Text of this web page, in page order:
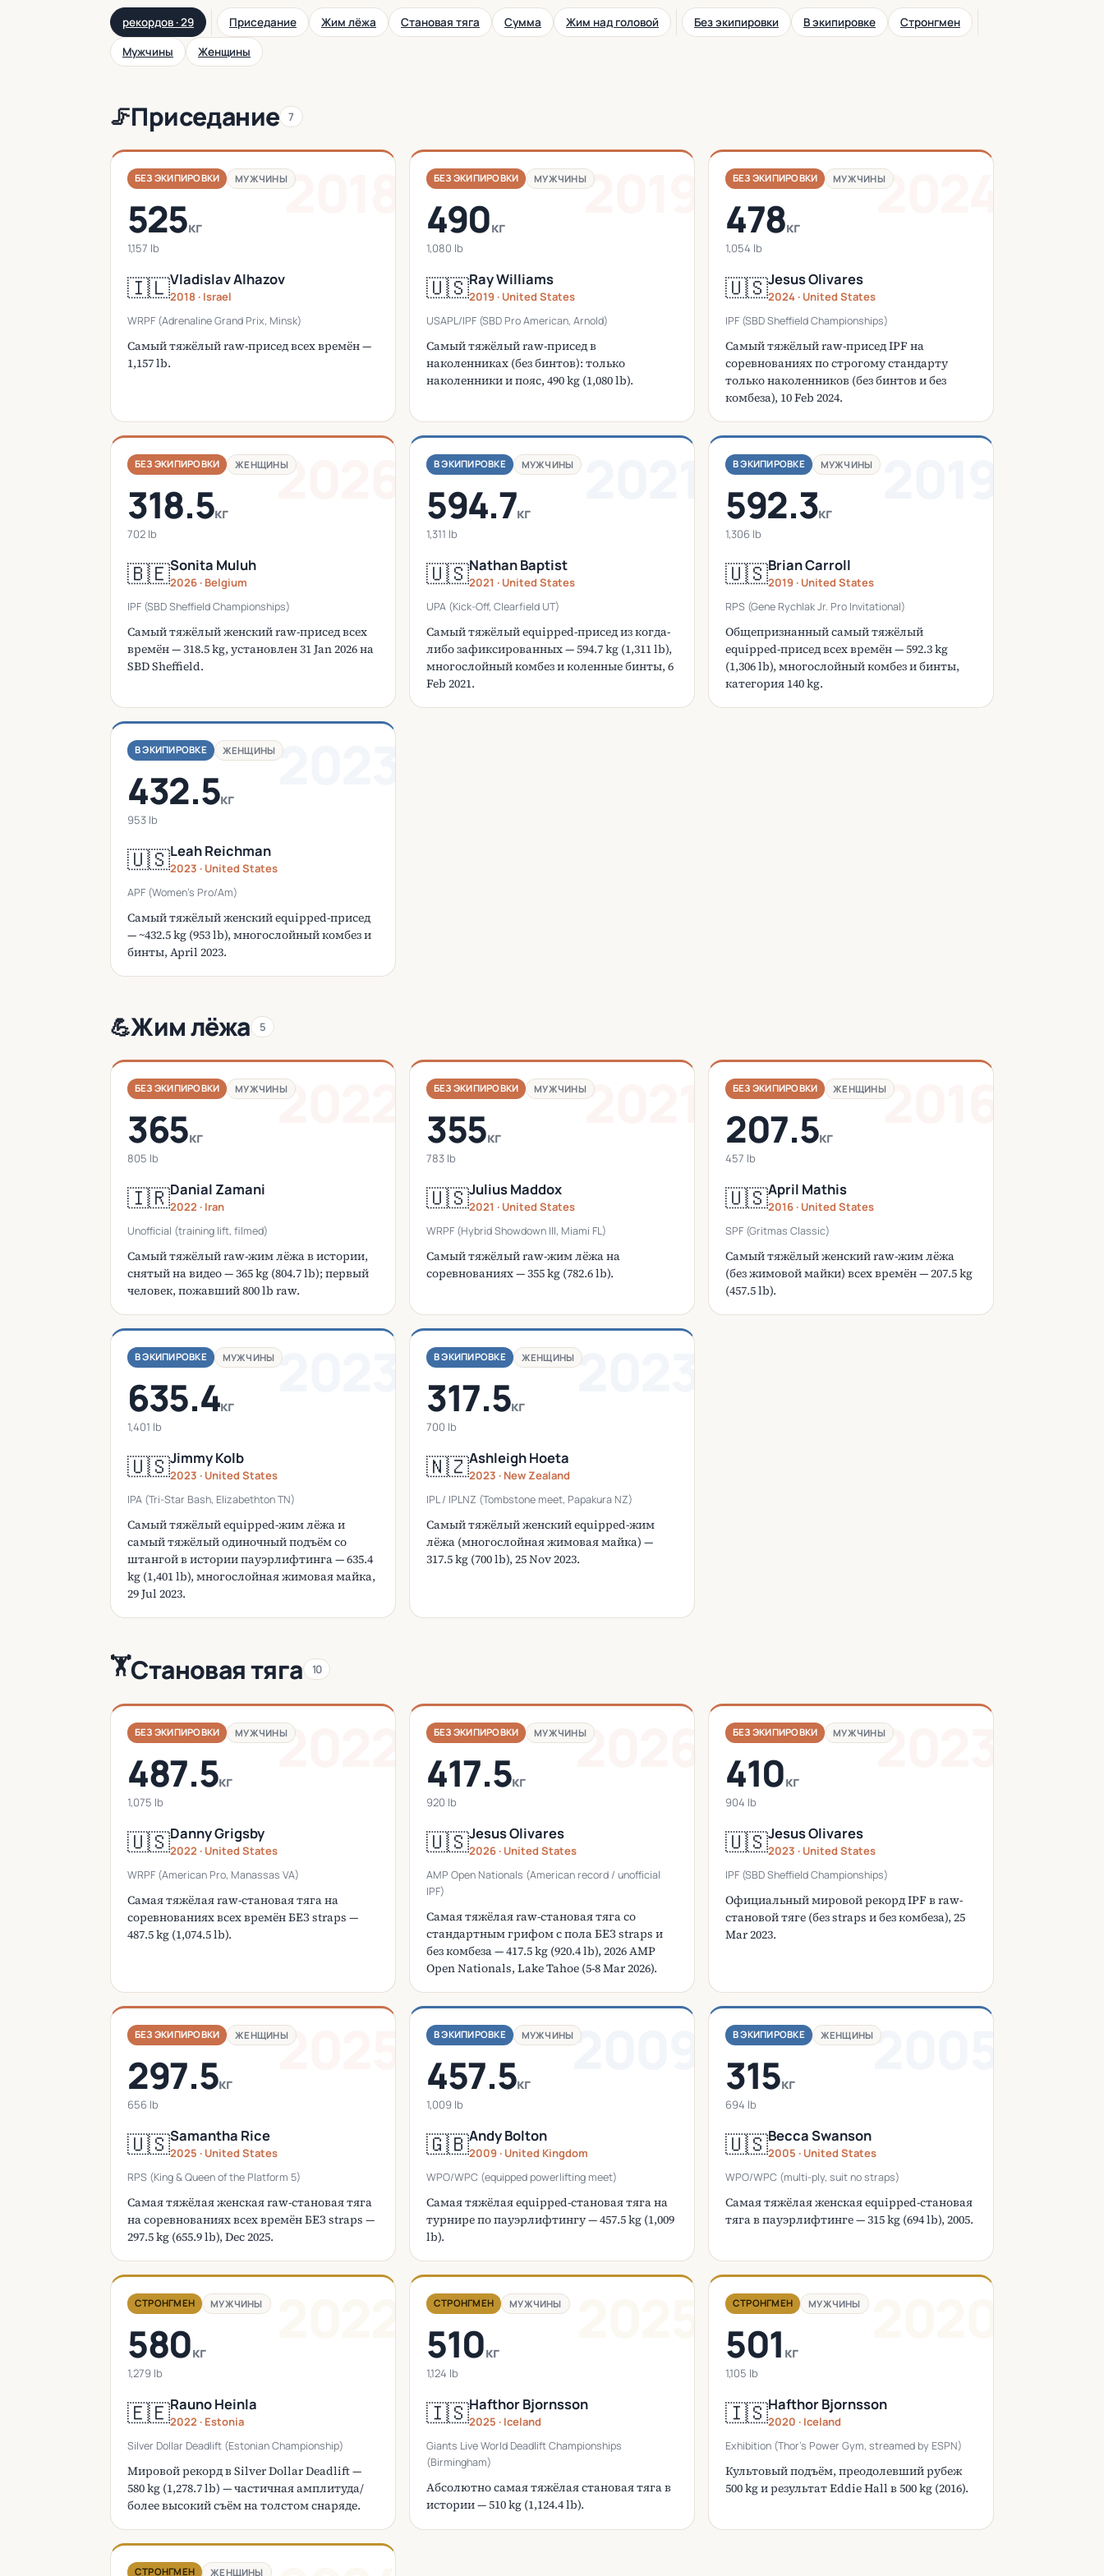
рекордов · 29 Приседание Жим лёжа Становая тяга Сумма Жим над головой Без экипировки В экипировке
Стронгмен
Мужчины
Женщины
🦵Приседание 7
2018
БЕЗ ЭКИПИРОВКИ МУЖЧИНЫ
525кг
1,157 lb
🇮🇱Vladislav Alhazov
2018 · Israel
WRPF (Adrenaline Grand Prix, Minsk)
Самый тяжёлый raw-присед всех времён —
1,157 lb.
2019
БЕЗ ЭКИПИРОВКИ МУЖЧИНЫ
490кг
1,080 lb
🇺🇸Ray Williams
2019 · United States
USAPL/IPF (SBD Pro American, Arnold)
Самый тяжёлый raw-присед в
наколенниках (без бинтов): только
наколенники и пояс, 490 kg (1,080 lb).
2024
БЕЗ ЭКИПИРОВКИ МУЖЧИНЫ
478кг
1,054 lb
🇺🇸Jesus Olivares
2024 · United States
IPF (SBD Sheffield Championships)
Самый тяжёлый raw-присед IPF на
соревнованиях по строгому стандарту
только наколенников (без бинтов и без
комбеза), 10 Feb 2024.
2026
БЕЗ ЭКИПИРОВКИ ЖЕНЩИНЫ
318.5кг
702 lb
🇧🇪Sonita Muluh
2026 · Belgium
IPF (SBD Sheffield Championships)
Самый тяжёлый женский raw-присед всех
времён — 318.5 kg, установлен 31 Jan 2026 на
SBD Sheffield.
В ЭКИПИРОВКЕ МУЖЧИНЫ
594.7кг
1,311 lb
🇺🇸Nathan Baptist
2021 · United States
UPA (Kick-Off, Clearfield UT)
Самый тяжёлый equipped-присед из когда-
либо зафиксированных — 594.7 kg (1,311 lb),
многослойный комбез и коленные бинты, 6
Feb 2021.
В ЭКИПИРОВКЕ МУЖЧИНЫ
592.3кг
1,306 lb
🇺🇸Brian Carroll
2019 · United States
RPS (Gene Rychlak Jr. Pro Invitational)
Общепризнанный самый тяжёлый
equipped-присед всех времён — 592.3 kg
(1,306 lb), многослойный комбез и бинты,
категория 140 kg.
2023
В ЭКИПИРОВКЕ ЖЕНЩИНЫ
432.5кг
953 lb
🇺🇸Leah Reichman
2023 · United States
APF (Women's Pro/Am)
Самый тяжёлый женский equipped-присед
— ~432.5 kg (953 lb), многослойный комбез и
бинты, April 2023.
💪Жим лёжа 5
2022
БЕЗ ЭКИПИРОВКИ МУЖЧИНЫ
365кг
805 lb
🇮🇷Danial Zamani
2022 · Iran
Unofficial (training lift, filmed)
Самый тяжёлый raw-жим лёжа в истории,
снятый на видео — 365 kg (804.7 lb); первый
человек, пожавший 800 lb raw.
2021
БЕЗ ЭКИПИРОВКИ МУЖЧИНЫ
355кг
783 lb
🇺🇸Julius Maddox
2021 · United States
WRPF (Hybrid Showdown III, Miami FL)
Самый тяжёлый raw-жим лёжа на
соревнованиях — 355 kg (782.6 lb).
2016
БЕЗ ЭКИПИРОВКИ ЖЕНЩИНЫ
207.5кг
457 lb
🇺🇸April Mathis
2016 · United States
SPF (Gritmas Classic)
Самый тяжёлый женский raw-жим лёжа
(без жимовой майки) всех времён — 207.5 kg
(457.5 lb).
2023
В ЭКИПИРОВКЕ МУЖЧИНЫ
635.4кг
1,401 lb
🇺🇸Jimmy Kolb
2023 · United States
IPA (Tri-Star Bash, Elizabethton TN)
Самый тяжёлый equipped-жим лёжа и
самый тяжёлый одиночный подъём со
штангой в истории пауэрлифтинга — 635.4
kg (1,401 lb), многослойная жимовая майка,
29 Jul 2023.
2023
В ЭКИПИРОВКЕ ЖЕНЩИНЫ
317.5кг
700 lb
🇳🇿Ashleigh Hoeta
2023 · New Zealand
IPL / IPLNZ (Tombstone meet, Papakura NZ)
Самый тяжёлый женский equipped-жим
лёжа (многослойная жимовая майка) —
317.5 kg (700 lb), 25 Nov 2023.
🏋️Становая тяга 10
2022
БЕЗ ЭКИПИРОВКИ МУЖЧИНЫ
487.5кг
1,075 lb
🇺🇸Danny Grigsby
2022 · United States
WRPF (American Pro, Manassas VA)
Самая тяжёлая raw-становая тяга на
соревнованиях всех времён БЕЗ straps —
487.5 kg (1,074.5 lb).
2026
БЕЗ ЭКИПИРОВКИ МУЖЧИНЫ
417.5кг
920 lb
🇺🇸Jesus Olivares
2026 · United States
AMP Open Nationals (American record / unofficial
IPF)
Самая тяжёлая raw-становая тяга со
стандартным грифом с пола БЕЗ straps и
без комбеза — 417.5 kg (920.4 lb), 2026 AMP
Open Nationals, Lake Tahoe (5-8 Mar 2026).
2023
БЕЗ ЭКИПИРОВКИ МУЖЧИНЫ
410кг
904 lb
🇺🇸Jesus Olivares
2023 · United States
IPF (SBD Sheffield Championships)
Официальный мировой рекорд IPF в raw-
становой тяге (без straps и без комбеза), 25
Mar 2023.
2025
БЕЗ ЭКИПИРОВКИ ЖЕНЩИНЫ
297.5кг
656 lb
🇺🇸Samantha Rice
2025 · United States
RPS (King & Queen of the Platform 5)
Самая тяжёлая женская raw-становая тяга
на соревнованиях всех времён БЕЗ straps —
297.5 kg (655.9 lb), Dec 2025.
2009
В ЭКИПИРОВКЕ МУЖЧИНЫ
457.5кг
1,009 lb
🇬🇧Andy Bolton
2009 · United Kingdom
WPO/WPC (equipped powerlifting meet)
Самая тяжёлая equipped-становая тяга на
турнире по пауэрлифтингу — 457.5 kg (1,009
lb).
2005
В ЭКИПИРОВКЕ ЖЕНЩИНЫ
315кг
694 lb
🇺🇸Becca Swanson
2005 · United States
WPO/WPC (multi-ply, suit no straps)
Самая тяжёлая женская equipped-становая
тяга в пауэрлифтинге — 315 kg (694 lb), 2005.
СТРОНГМЕН МУЖЧИНЫ
580кг
1,279 lb
🇪🇪Rauno Heinla
2022 · Estonia
Silver Dollar Deadlift (Estonian Championship)
Мировой рекорд в Silver Dollar Deadlift —
580 kg (1,278.7 lb) — частичная амплитуда/
более высокий съём на толстом снаряде.
СТРОНГМЕН МУЖЧИНЫ
510кг
1,124 lb
🇮🇸Hafthor Bjornsson
2025 · Iceland
Giants Live World Deadlift Championships
(Birmingham)
Абсолютно самая тяжёлая становая тяга в
истории — 510 kg (1,124.4 lb).
СТРОНГМЕН МУЖЧИНЫ
501 кг
1,105 lb
🇮🇸Hafthor Bjornsson
2020 · Iceland
Exhibition (Thor's Power Gym, streamed by ESPN)
Культовый подъём, преодолевший рубеж
500 kg и результат Eddie Hall в 500 kg (2016).
СТРОНГМЕН ЖЕНЩИНЫ